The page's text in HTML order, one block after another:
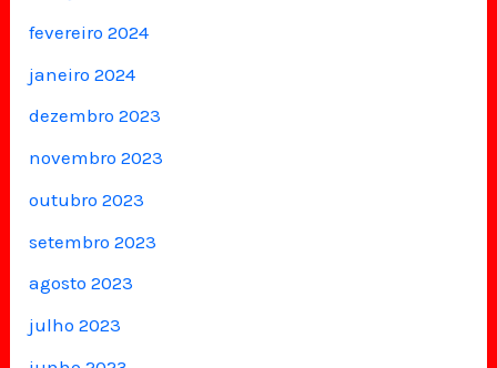
fevereiro 2024
janeiro 2024
dezembro 2023
novembro 2023
outubro 2023
setembro 2023
agosto 2023
julho 2023